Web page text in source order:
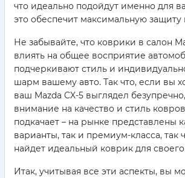
что идеально подойдут именно для
это обеспечит максимальную защиту
Не забывайте, что коврики в салон
влиять на общее восприятие
подчеркивают стиль и
шарм вашему авто. Так что, если вы
ваш Mazda CX-5 выглядел
внимание на качество и стиль
подкачает – на рынке представлены
варианты, так и премиум-класса, так
найдет идеальный коврик для
Итак, учитывая все эти аспекты, вы